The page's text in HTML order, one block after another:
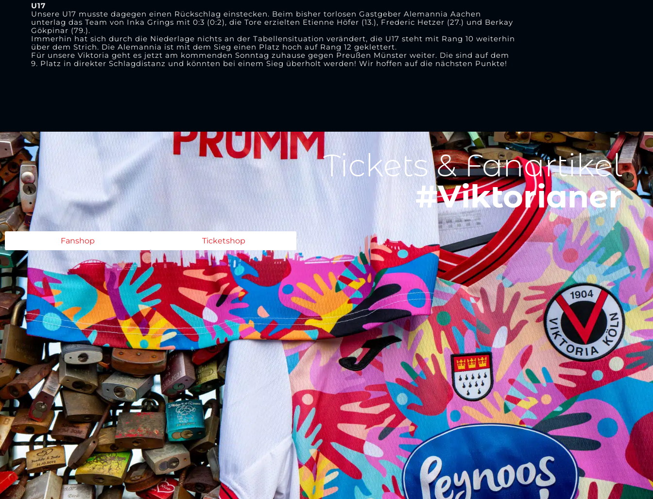
U17
Unsere U17 musste dagegen einen Rückschlag einstecken. Beim bisher torlosen Gastgeber Alemannia Aachen
unterlag das Team von Inka Grings mit 0:3 (0:2), die Tore erzielten Etienne Höfer (13.), Frederic Hetzer (27.) und Berkay
Gökpinar (79.).
Immerhin hat sich durch die Niederlage nichts an der Tabellensituation verändert, die U17 steht mit Rang 10 weiterhin
über dem Strich. Die Alemannia ist mit dem Sieg einen Platz hoch auf Rang 12 geklettert.
Für unsere Viktoria geht es jetzt am kommenden Sonntag zuhause gegen Preußen Münster weiter. Die sind auf dem
9. Platz in direkter Schlagdistanz und könnten bei einem Sieg überholt werden! Wir hoffen auf die nächsten Punkte!
Tickets & Fanartikel
#Viktorianer
Fanshop Ticketshop